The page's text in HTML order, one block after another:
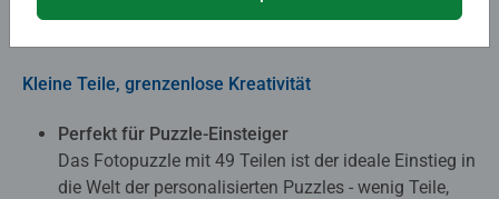
Jetzt gestalten!
Kleine Teile, grenzenlose Kreativität
Perfekt für Puzzle-Einsteiger
Das Fotopuzzle mit 49 Teilen ist der ideale Einstieg in
die Welt der personalisierten Puzzles - wenig Teile,